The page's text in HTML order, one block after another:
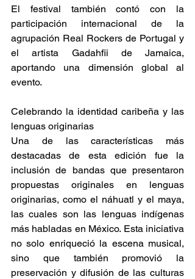
El festival también contó con la
participación internacional de la
agrupación Real Rockers de Portugal y
el artista Gadahfii de Jamaica,
aportando una dimensión global al
evento.
Celebrando la identidad caribeña y las
lenguas originarias
Una de las características más
destacadas de esta edición fue la
inclusión de bandas que presentaron
propuestas originales en lenguas
originarias, como el náhuatl y el maya,
las cuales son las lenguas indígenas
más habladas en México. Esta iniciativa
no solo enriqueció la escena musical,
sino que también promovió la
preservación y difusión de las culturas